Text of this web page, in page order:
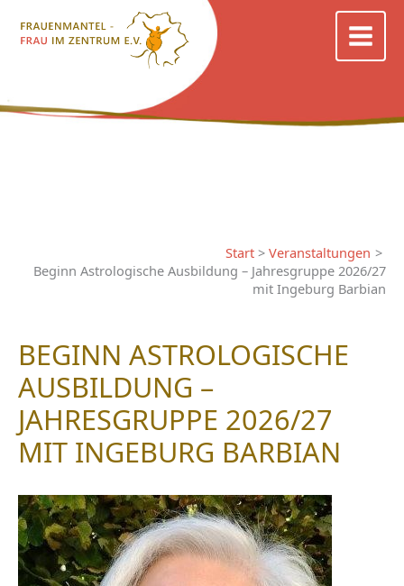
Inhalt
Start
Veranstaltungen
Beginn Astrologische Ausbildung – Jahresgruppe 2026/27
mit Ingeburg Barbian
BEGINN ASTROLOGISCHE
AUSBILDUNG –
JAHRESGRUPPE 2026/27
MIT INGEBURG BARBIAN